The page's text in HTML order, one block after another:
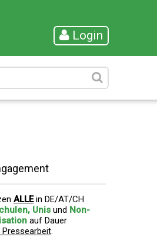
Login
ALLEin DE/AT/CH
Unis und Non-
auf Dauer
.